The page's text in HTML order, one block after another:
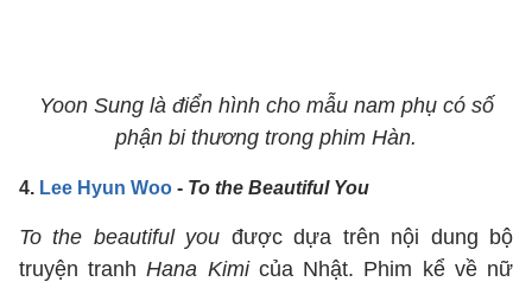
Yoon Sung là điển hình cho mẫu nam phụ có số
phận bi thương trong phim Hàn.
4. Lee Hyun Woo - To the Beautiful You
To the beautiful you được dựa trên nội dung bộ
truyện tranhHana Kimi của Nhật. Phim kể về nữ